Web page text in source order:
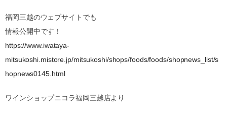
福岡三越のウェブサイトでも
情報公開中です！
https://www.iwataya-
mitsukoshi.mistore.jp/mitsukoshi/shops/foods/foods/shopnews_list/s
hopnews0145.html
ワインショップニコラ福岡三越店より